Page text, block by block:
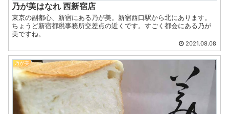
乃が美はなれ 西新宿店
東京の副都心、新宿にある乃が美。新宿西口駅から北にあります。
ちょうど新宿都税事務所交差点の近くです。すごく都会にある乃が
美ですね。
2021.08.08
乃が美